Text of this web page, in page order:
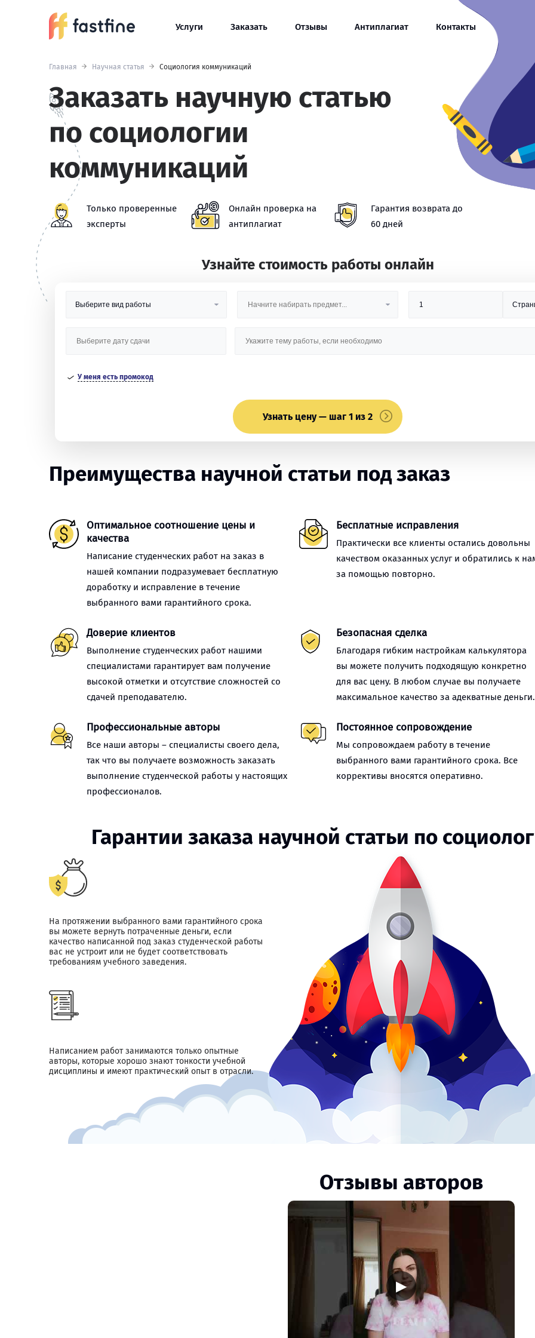
Услуги Заказать Отзывы Антиплагиат Контакты
Главная Научная статья Социология коммуникаций
Заказать научную статью
по социологии
коммуникаций
Только проверенные
эксперты
Онлайн проверка на
антиплагиат
Гарантия возврата до
60 дней
Узнайте стоимость работы онлайн
У меня есть промокод
Узнать цену — шаг 1 из 2
Преимущества научной статьи под заказ
Оптимальное соотношение цены и
качества
Написание студенческих работ на заказ в
нашей компании подразумевает бесплатную
доработку и исправление в течение
выбранного вами гарантийного срока.
Бесплатные исправления
Практически все клиенты остались довольны
качеством оказанных услуг и обратились к
за помощью повторно.
Доверие клиентов
Выполнение студенческих работ нашими
специалистами гарантирует вам получение
высокой отметки и отсутствие сложностей со
сдачей преподавателю.
Безопасная сделка
Благодаря гибким настройкам калькулятора
вы можете получить подходящую конкретно
для вас цену. В любом случае вы получаете
максимальное качество за адекватные деньги.
Профессиональные авторы
Все наши авторы – специалисты своего дела,
так что вы получаете возможность заказать
выполнение студенческой работы у настоящих
профессионалов.
Постоянное сопровождение
Мы сопровождаем работу в течение
выбранного вами гарантийного срока. Все
коррективы вносятся оперативно.
Гарантии заказа научной статьи по
На протяжении выбранного вами гарантийного срока
вы можете вернуть потраченные деньги, если
качество написанной под заказ студенческой работы
вас не устроит или не будет соответствовать
требованиям учебного заведения.
Написанием работ занимаются только опытные
авторы, которые хорошо знают тонкости учебной
дисциплины и имеют практический опыт в отрасли.
Отзывы авторов
▶